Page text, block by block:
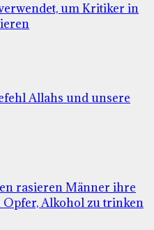
um Kritiker in
Allahs und unsere
rasieren Männer ihre
Opfer, Alkohol zu trinken